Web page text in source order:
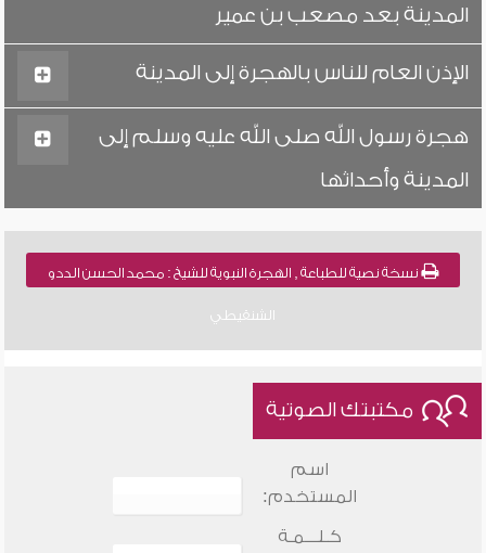
المدينة بعد مصعب بن عمير
الإذن العام للناس بالهجرة إلى المدينة
هجرة رسول الله صلى الله عليه وسلم إلى
المدينة وأحداثها
نسخة نصية للطباعة , الهجرة النبوية للشيخ : محمد الحسن الددو
الشنقيطي
مكتبتك الصوتية
اسم
المستخدم:
كـلـــمـة